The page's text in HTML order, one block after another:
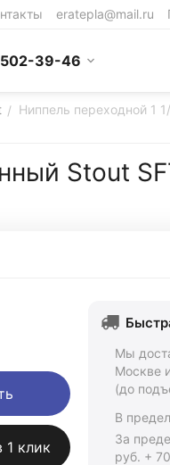
eratepla@mail.ru
39-46
/ Ниппель переходной 1
Stout
1 клик
Мы
Москве
(до
В
За
руб. +